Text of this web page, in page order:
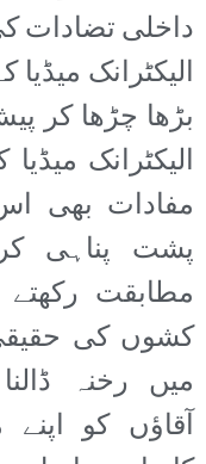
داخلی تضادات
الیکٹرانک
بڑھا چڑھا کر
الیکٹرانک
مفادات بھی
پشت پناہی
مطابقت
کشوں کی
میں رخنہ
آقاؤں کو